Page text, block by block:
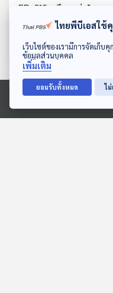
ดาวน์โหลด Thai PBS Podcast
Ⓒ 2020 องค์การกระจายเสียงและแพร่ภาพ
EP. 216: เมืองแห่งโอกาส
ของใคร...เมืองเป็นธรรม
ตอนที่เกี่ยวข้อง
ไทยพีบีเอสใช้
เว็บไซต์ของเรามีการจัดเก็บ
ข้อมูลส่วนบุคคล
เพิ่มเติม
ยอมรับทั้งหมด ไ